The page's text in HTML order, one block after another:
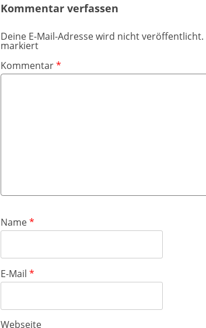
Kommentar verfassen
Deine E-Mail-Adresse wird nicht veröffentlicht.
markiert
Kommentar*
Name*
E-Mail *
Webseite